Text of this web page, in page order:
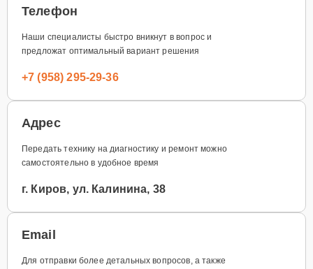
Телефон
Наши специалисты быстро вникнут в вопрос и
предложат оптимальный вариант решения
+7 (958) 295-29-36
Адрес
Передать технику на диагностику и ремонт можно
самостоятельно в удобное время
г. Киров, ул. Калинина, 38
Email
Для отправки более детальных вопросов, а также